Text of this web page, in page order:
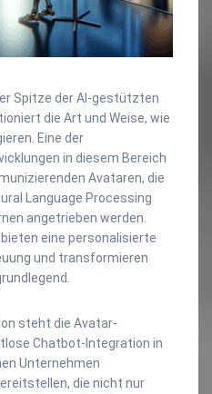
Spitze der AI-gestützten
die Art und Weise, wie
Eine der
in diesem Bereich
Avataren, die
Language Processing
angetrieben werden.
eine personalisierte
und transformieren
steht die Avatar-
Chatbot-Integration in
Unternehmen
die nicht nur